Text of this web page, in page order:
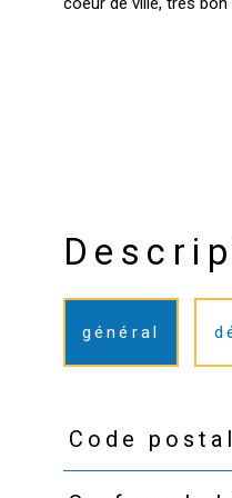
général
Code postal